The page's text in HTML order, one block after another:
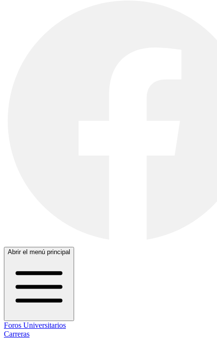
Abrir el menú principal
Foros Universitarios
Carreras